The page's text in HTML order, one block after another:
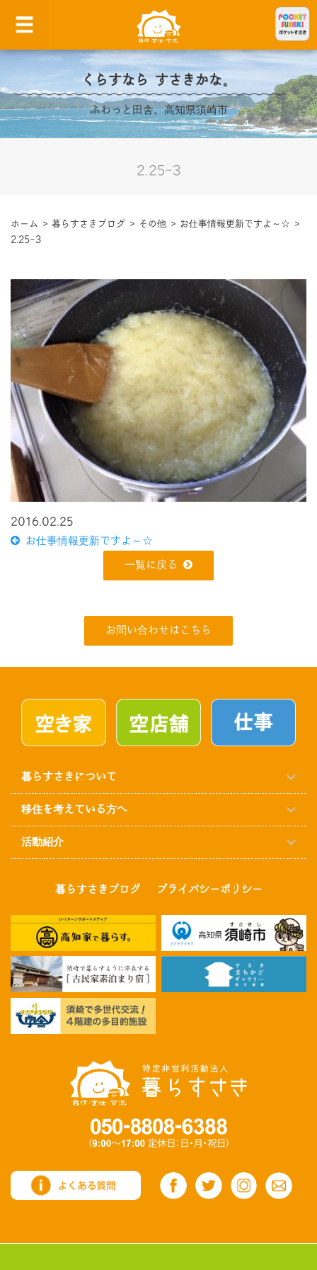
くらすなら すさきかな。
ふわっと田舎。高知県須崎市
2.25-3
ホーム > 暮らすさきブログ > その他 > お仕事情報更新ですよ～☆ >
2.25-3
2016.02.25
お仕事情報更新ですよ～☆
一覧に戻る
お問い合わせはこちら
暮らすさきについて
移住を考えている方へ
活動紹介
暮らすさきブログ プライバシーポリシー